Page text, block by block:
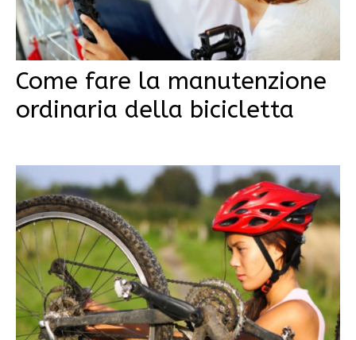
Come fare la manutenzione
ordinaria della bicicletta